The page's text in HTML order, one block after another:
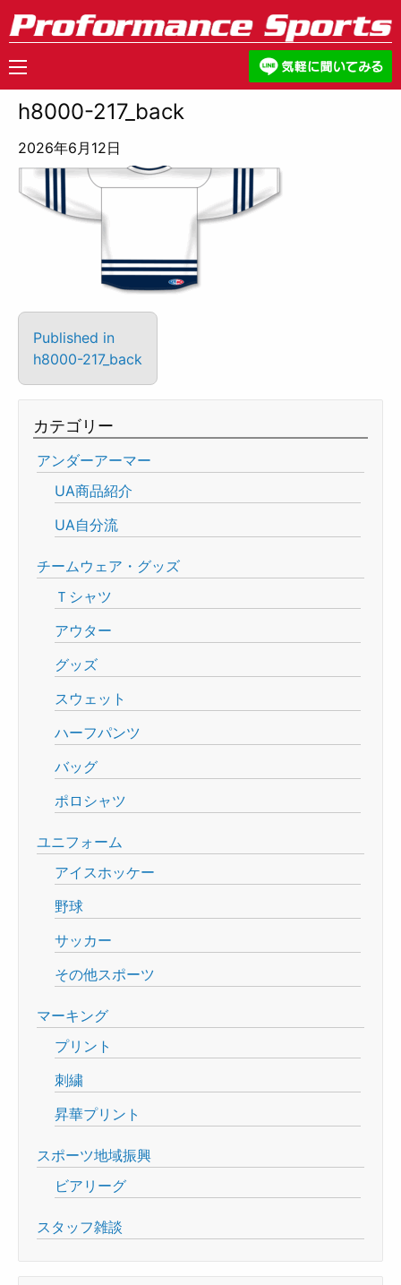
h8000-217_back
2026年6月12日
Published in
h8000-217_back
カテゴリー
アンダーアーマー
UA商品紹介
UA自分流
チームウェア・グッズ
Ｔシャツ
アウター
グッズ
スウェット
ハーフパンツ
バッグ
ポロシャツ
ユニフォーム
アイスホッケー
野球
サッカー
その他スポーツ
マーキング
プリント
刺繍
昇華プリント
スポーツ地域振興
ビアリーグ
スタッフ雑談